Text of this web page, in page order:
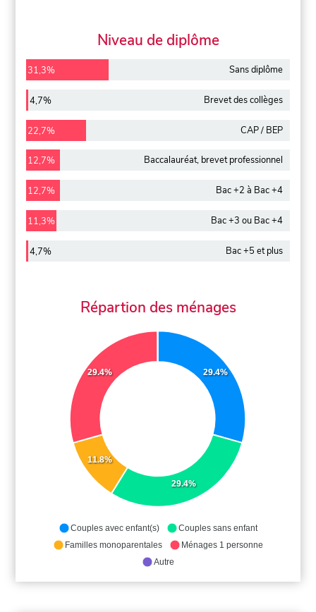
Niveau de diplôme
31,3% Sans diplôme
4,7% Brevet des collèges
22,7% CAP / BEP
12,7% Baccalauréat, brevet professionnel
12,7% Bac +2 à Bac +4
11,3% Bac +3 ou Bac +4
4,7% Bac +5 et plus
Répartion des ménages
29.4%
29.4%
11.8%
29.4%
Couples avec enfant(s)
Couples sans enfant
Familles monoparentales
Ménages 1 personne
Autre